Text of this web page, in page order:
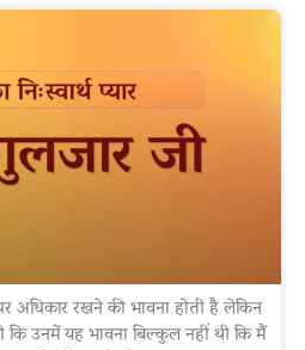
रखने की भावना होती है लेकिन
कि उनमें यह भावना बिल्कुल नहीं थी कि मैं